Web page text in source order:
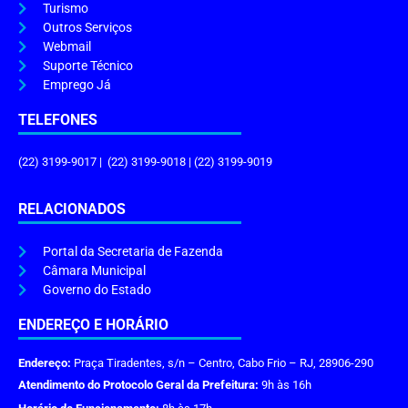
Turismo
Outros Serviços
Webmail
Suporte Técnico
Emprego Já
TELEFONES
(22) 3199-9017 | (22) 3199-9018 | (22) 3199-9019
RELACIONADOS
Portal da Secretaria de Fazenda
Câmara Municipal
Governo do Estado
ENDEREÇO E HORÁRIO
Endereço: Praça Tiradentes, s/n – Centro, Cabo Frio – RJ, 28906-290
Atendimento do Protocolo Geral da Prefeitura: 9h às 16h